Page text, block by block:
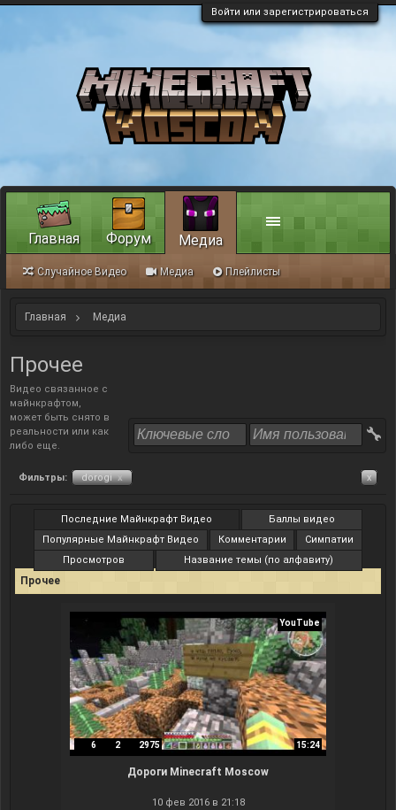
Войти или зарегистрироваться
Главная Медиа
Прочее
Видео связанное с
майнкрафтом,
может быть снято в
реальности или как
либо еще.
Фильтры: dorogi x x
Последние Майнкрафт Видео
Баллы видео
Популярные Майнкрафт Видео
Комментарии
Симпатии
Просмотров
Название темы (по алфавиту)
Прочее
YouTube
6 2 2975 15:24
Дороги Minecraft Moscow
10 фев 2016 в 21:18
Главная Форум Медиа
Случайное Видео Медиа Плейлисты